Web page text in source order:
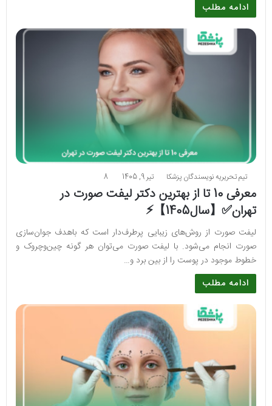
ادامه مطلب
تیم تحریریه نویسندگان پزشکا تیر 9, 1405 8
معرفی 10 تا از بهترین دکتر لیفت صورت در
تهران✅【سال1405】⚡
لیفت صورت از روش‌های زیبایی پرطرف‌دار است که باهدف جوان‌سازی
صورت انجام می‌شود. با لیفت صورت می‌توان هر گونه چین‌وچروک و
خطوط موجود در پوست را از بین برد و…
ادامه مطلب